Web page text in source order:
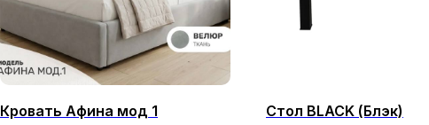
Кровать Афина мод 1 Стол BLACK (Блэк)